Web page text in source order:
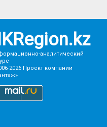
аналитический
2026 Проект компании